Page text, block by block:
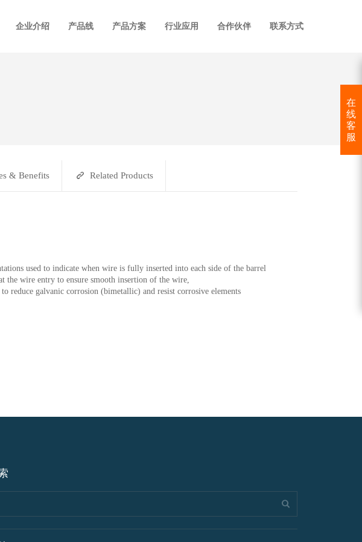
企业介绍 产品线 产品方案 行业应用 合作伙伴 联系方式
& Benefits Related Products
used to indicate when wire is fully inserted into each side of the barrel
the wire entry to ensure smooth insertion of the wire,
reduce galvanic corrosion (bimetallic) and resist corrosive elements
在
线
客
服